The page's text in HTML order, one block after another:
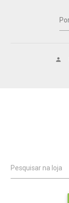
person
Pesquisar na loja